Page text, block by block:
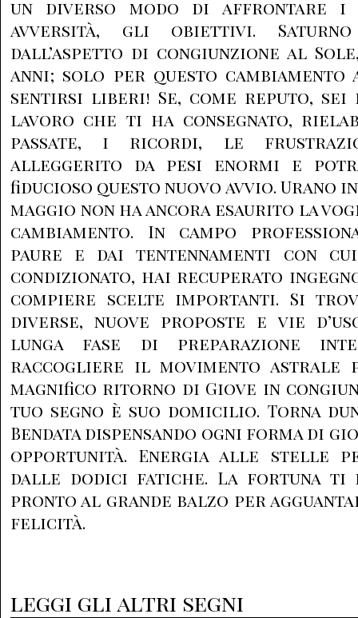
un diverso modo di affrontare
avversità, gli obiettivi.
dall’aspetto di congiunzione al
anni; solo per questo cambiamento
sentirsi liberi! Se, come reputo,
lavoro che ti ha consegnato,
passate, i ricordi, le
alleggerito da pesi enormi e
fiducioso questo nuovo avvio. Urano
maggio non ha ancora esaurito la
cambiamento. In campo
paure e dai tentennamenti con
condizionato, hai recuperato
compiere scelte importanti. Si
diverse, nuove proposte e vie
lunga fase di preparazione
raccogliere il movimento astrale
magnifico ritorno di Giove in
tuo segno è suo domicilio. Torna
Bendata dispensando ogni forma di
opportunità. Energia alle stelle
dalle dodici fatiche. La fortuna ti
pronto al grande balzo per
felicità.
leggi gli altri segni